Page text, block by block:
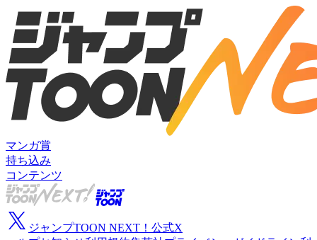
マンガ賞
持ち込み
コンテンツ
ジャンプTOON NEXT！公式X